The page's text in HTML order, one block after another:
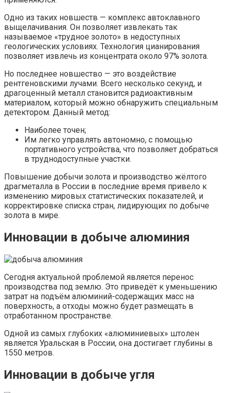
Одно из таких новшеств — комплекс автоклавного
выщелачивания. Он позволяет извлекать так
называемое «трудное золото» в недоступных
геологических условиях. Технология цианирования
позволяет извлечь из концентрата около 97% золота.
Но последнее новшество — это воздействие
рентгеновскими лучами. Всего несколько секунд, и
драгоценный металл становится радиоактивным
материалом, который можно обнаружить специальным
детектором. Данный метод:
Наиболее точен;
Им легко управлять автономно, с помощью
портативного устройства, что позволяет добраться
в труднодоступные участки.
Повышение добычи золота и производство жёлтого
драгметалла в России в последние время привело к
изменению мировых статистических показателей, и
корректировке списка стран, лидирующих по добыче
золота в мире.
Инновации в добыче алюминия
Сегодня актуальной проблемой является перенос
производства под землю. Это приведёт к уменьшению
затрат на подъём алюминий-содержащих масс на
поверхность, а отходы можно будет размещать в
отработанном пространстве.
Одной из самых глубоких «алюминиевых» штолен
является Уральская в России, она достигает глубины в
1550 метров.
Инновации в добыче угля